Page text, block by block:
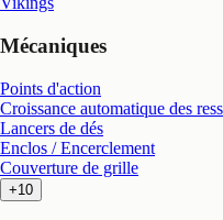
Mécaniques
Points d'action
Croissance automatique des
Lancers de dés
Enclos / Encerclement
Couverture de grille
+10